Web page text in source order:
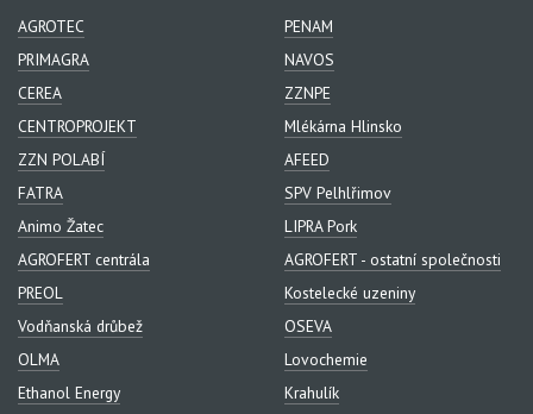
AGROTEC
PENAM
PRIMAGRA
NAVOS
CEREA
ZZNPE
CENTROPROJEKT
Mlékárna Hlinsko
ZZN POLABÍ
AFEED
FATRA
SPV Pelhlřimov
Animo Žatec
LIPRA Pork
AGROFERT centrála
AGROFERT - ostatní společnosti
PREOL
Kostelecké uzeniny
Vodňanská drůbež
OSEVA
OLMA
Lovochemie
Ethanol Energy
Krahulík